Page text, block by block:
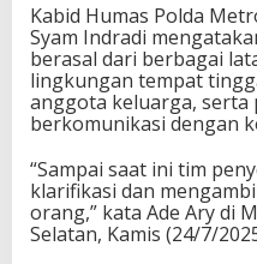
Kabid Humas Polda
Syam Indradi
berasal dari berbagai
lingkungan tempat
anggota keluarga,
berkomunikasi dengan
“Sampai saat ini tim
klarifikasi dan
orang,” kata Ade Ary di
Selatan, Kamis (24/7/